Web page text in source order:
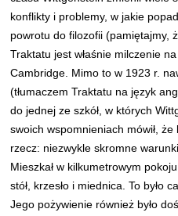
konflikty i problemy, w jakie
powrotu do filozofii (pamiętajmy,
Traktatu jest właśnie milczenie
Cambridge. Mimo to w 1923 r.
(tłumaczem Traktatu na język
do jednej ze szkół, w których
swoich wspomnieniach mówił,
rzecz: niezwykle skromne
Mieszkał w kilkumetrowym
stół, krzesło i miednica. To było
Jego pożywienie również było